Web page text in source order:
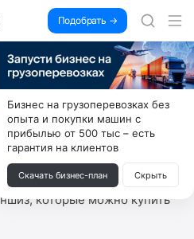
Подобрать →
магазин на Авито, дома ни
ни склада, зато каждый месяц
↓
3
которые можно купить
Бизнес на грузоперевозках без
опыта и покупки машин с
прибылью от 500 тыс – есть
гарантия на клиентов
Скачать бизнес-план Скрыть